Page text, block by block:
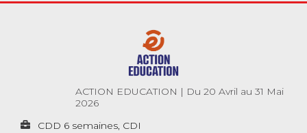
ACTION EDUCATION | Du 20 Avril au 31 Mai
2026
CDD 6 semaines, CDI